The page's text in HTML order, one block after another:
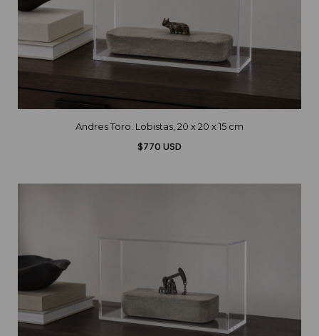
Andres Toro. Lobistas, 20 x 20 x 15 cm
$770 USD